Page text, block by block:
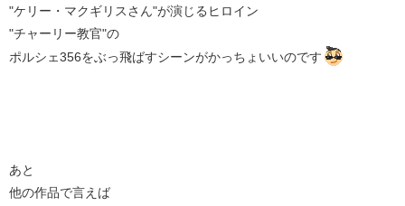
"ケリー・マクギリスさん"が演じるヒロイン
"チャーリー教官"の
ポルシェ356をぶっ飛ばすシーンがかっちょいいのです
あと
他の作品で言えば